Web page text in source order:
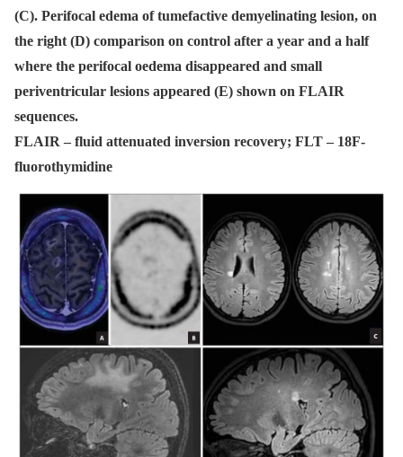
(C). Perifocal edema of tumefactive demyelinating lesion, on
the right (D) comparison on control after a year and a half
where the perifocal oedema disappeared and small
periventricular lesions appeared (E) shown on FLAIR
sequences.
FLAIR – fluid attenuated inversion recovery; FLT – 18F-
fluorothymidine